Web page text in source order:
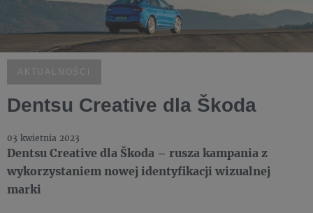
AKTUALNOŚCI
Dentsu Creative dla Škoda
03 kwietnia 2023
Dentsu Creative dla Škoda – rusza kampania z
wykorzystaniem nowej identyfikacji wizualnej
marki